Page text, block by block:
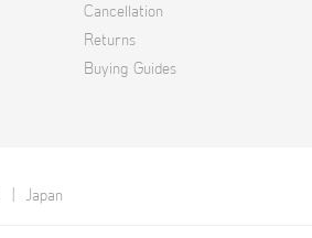
Cancellation
Returns
Buying Guides
Japan